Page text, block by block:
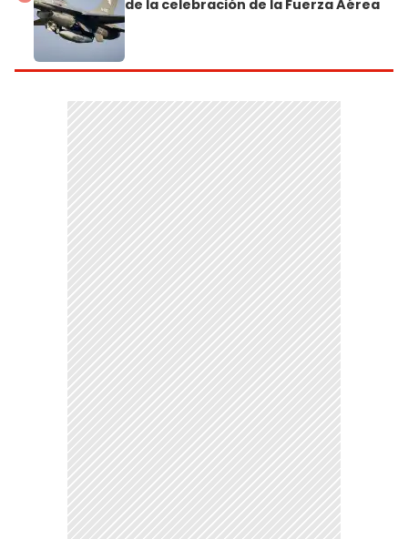
de la celebración de la Fuerza Aérea